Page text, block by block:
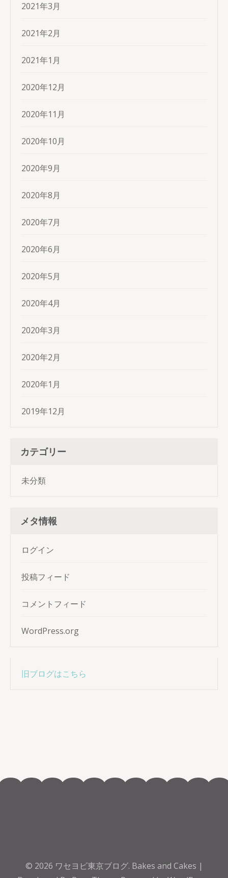
2021年3月
2021年2月
2021年1月
2020年12月
2020年11月
2020年10月
2020年9月
2020年8月
2020年7月
2020年6月
2020年5月
2020年4月
2020年3月
2020年2月
2020年1月
2019年12月
カテゴリー
未分類
メタ情報
ログイン
投稿フィード
コメントフィード
WordPress.org
旧ブログはこちら
© 2026 ワセヨビ東京ブログ. Bakes and Cakes |